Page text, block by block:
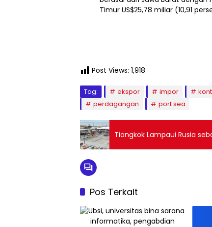
Timur US$25,78 miliar (10,91
Post Views: 1,918
Tag: ekspor impor
perdagangan
port sea
Tiongkok Lampaui Rusia
Pos Terkait